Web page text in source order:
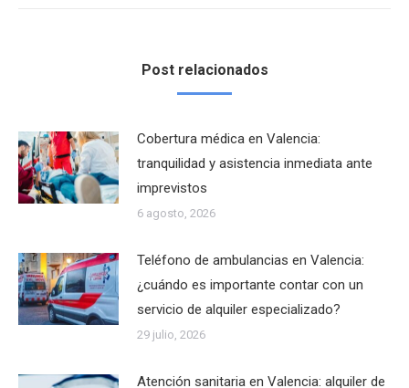
Post relacionados
Cobertura médica en Valencia:
tranquilidad y asistencia inmediata ante
imprevistos
6 agosto, 2026
Teléfono de ambulancias en Valencia:
¿cuándo es importante contar con un
servicio de alquiler especializado?
29 julio, 2026
Atención sanitaria en Valencia: alquiler de